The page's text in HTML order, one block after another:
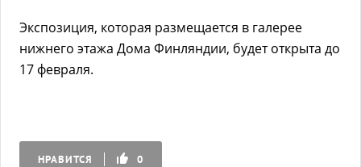
Экспозиция, которая размещается в галерее
нижнего этажа Дома Финляндии, будет открыта до
17 февраля.
НРАВИТСЯ 0